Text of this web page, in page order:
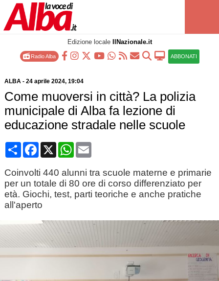
Edizione locale IlNazionale.it
Radio Alba ABBONATI
ALBA- 24 aprile 2024, 19:04
Come muoversi in città? La polizia
municipale di Alba fa lezione di
educazione stradale nelle scuole
CondividiFacebook
X WhatsApp
Email
Coinvolti 440 alunni tra scuole materne e primarie
per un totale di 80 ore di corso differenziato per
età. Giochi, test, parti teoriche e anche pratiche
all'aperto